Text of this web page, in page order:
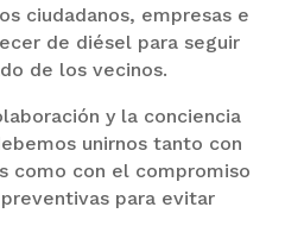
ciudadanos, empresas e
de diésel para seguir
de los vecinos.
y la conciencia
unirnos tanto con
como con el compromiso
para evitar